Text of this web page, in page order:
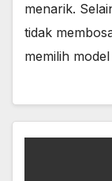
menarik.
tidak
memilih